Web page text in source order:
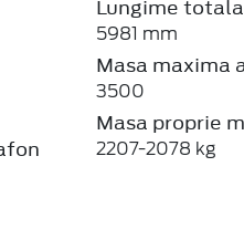
Lungime totala
5981 mm
Masa maxima
3500
Masa proprie
2207-2078 kg